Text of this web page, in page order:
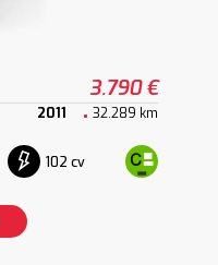
3.790 €
2011 32.289 km
102 cv